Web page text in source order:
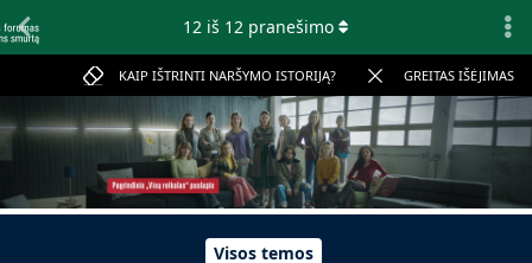
KAIP IŠTRINTI NARŠYMO ISTORIJĄ? GREITAS IŠĖJIMAS
Visos temos
12 iš 12 pranešimo